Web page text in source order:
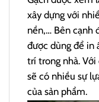
xây dựng với
nền,… Bên cạnh
được dùng để in
trí trong nhà. Với
sẽ có nhiều sự
của sản phẩm.